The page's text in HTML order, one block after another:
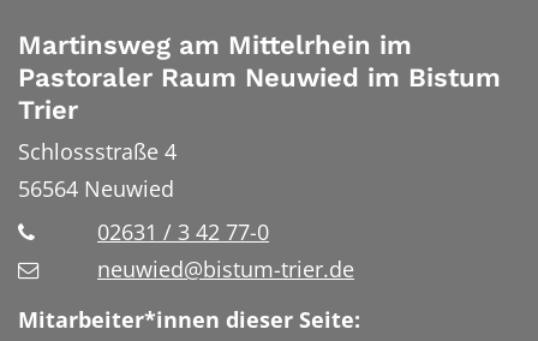
Martinsweg am Mittelrhein im
Pastoraler Raum Neuwied im Bistum
Trier
Schlossstraße 4
56564 Neuwied
02631 / 3 42 77-0
neuwied@bistum-trier.de
Mitarbeiter*innen dieser Seite: